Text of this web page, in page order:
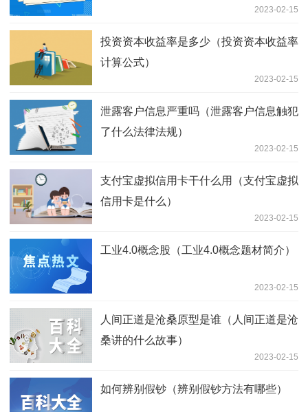
2023-02-15
投资资本收益率是多少（投资资本收益率
计算公式）
2023-02-15
泄露客户信息严重吗（泄露客户信息触犯
了什么法律法规）
2023-02-15
支付宝虚拟信用卡干什么用（支付宝虚拟
信用卡是什么）
2023-02-15
工业4.0概念股（工业4.0概念题材简介）
2023-02-15
人间正道是沧桑原型是谁（人间正道是沧
桑讲的什么故事）
2023-02-15
如何辨别假钞（辨别假钞方法有哪些）